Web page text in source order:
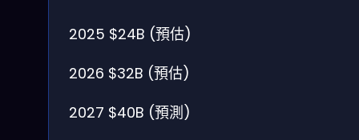
2025 $24B (預估)
2026 $32B (預估)
2027 $40B (預測)